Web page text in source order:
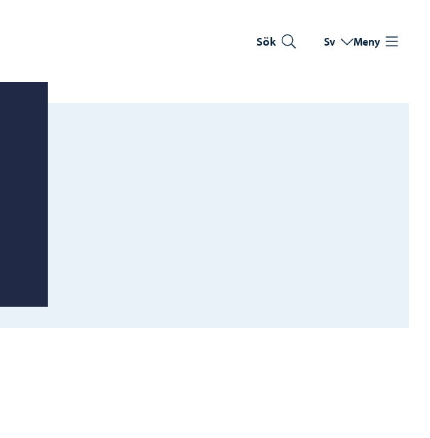
Sök Byt språk
Nuvarande språk:
Sv Meny